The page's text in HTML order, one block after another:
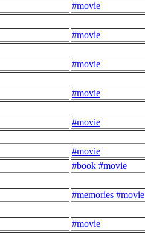
#movie
#movie
#movie
#movie
#movie
#movie
#book #movie
#memories #movie
#movie